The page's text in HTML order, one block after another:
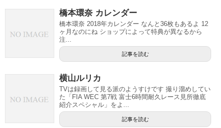
橋本環奈 カレンダー
橋本環奈 2018年カレンダー なんと36枚もあるよ 12
ヶ月なのにね ショップによって特典が異なるから
注...
記事を読む
横山ルリカ
TVは録画して見る派のようすけです 撮り溜めしてい
た「FIA WEC 第7戦 富士6時間耐久レース見所徹底
紹介スペシャル」をよ...
記事を読む